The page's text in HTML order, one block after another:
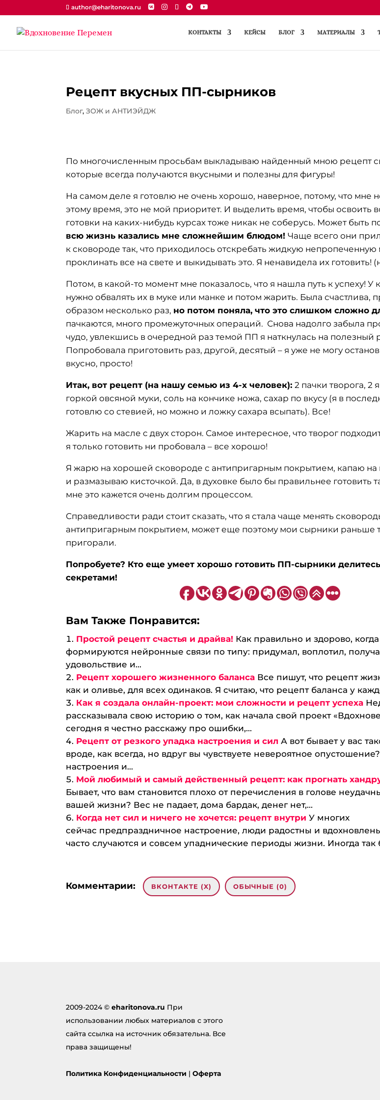
author@eharitonova.ru
КОНТАКТЫ КЕЙСЫ БЛОГ МАТЕРИАЛЫ
Рецепт вкусных ПП-сырников
Блог,ЗОЖ и АНТИЭЙДЖ
По многочисленным просьбам выкладываю найденный мною рецепт
которые всегда получаются вкусными и полезны для фигуры!
На самом деле я готовлю не очень хорошо, наверное, потому, что мне
этому время, это не мой приоритет. И выделить время, чтобы освоить
готовки на каких-нибудь курсах тоже никак не соберусь. Может быть
всю жизнь казались мне сложнейшим блюдом!Чаще всего они
к сковороде так, что приходилось отскребать жидкую непропеченную
проклинать все на свете и выкидывать это. Я ненавидела их готовить!
Потом, в какой-то момент мне показалось, что я нашла путь к успеху! У
нужно обвалять их в муке или манке и потом жарить. Была счастлива,
образом несколько раз, но потом поняла, что это слишком сложно
пачкаются, много промежуточных операций. Снова надолго забыла
чудо, увлекшись в очередной раз темой ПП я наткнулась на полезный
Попробовала приготовить раз, другой, десятый – я уже не могу
вкусно, просто!
Итак, вот рецепт (на нашу семью из 4-х человек):2 пачки творога, 2
горкой овсяной муки, соль на кончике ножа, сахар по вкусу (я в
готовлю со стевией, но можно и ложку сахара всыпать). Все!
Жарить на масле с двух сторон. Самое интересное, что творог
я только готовить ни пробовала – все хорошо!
Я жарю на хорошей сковороде с антипригарным покрытием, капаю на
и размазываю кисточкой. Да, в духовке было бы правильнее готовить
мне это кажется очень долгим процессом.
Справедливости ради стоит сказать, что я стала чаще менять
антипригарным покрытием, может еще поэтому мои сырники раньше
пригорали.
Попробуете? Кто еще умеет хорошо готовить ПП-сырники
секретами!
Вам Также Понравится:
Простой рецепт счастья и драйва! Как правильно и здорово,
формируются нейронные связи по типу: придумал, воплотил,
удовольствие и...
Рецепт хорошего жизненного баланса Все пишут, что рецепт
как и оливье, для всех одинаков. Я считаю, что рецепт баланса у
Как я создала онлайн-проект: мои сложности и рецепт успеха
рассказывала свою историю о том, как начала свой проект
сегодня я честно расскажу про ошибки,...
Рецепт от резкого упадка настроения и сил А вот бывает у вас
вроде, как всегда, но вдруг вы чувствуете невероятное
настроения и...
Мой любимый и самый действенный рецепт: как прогнать
Быв­ает, что вам стан­овится плохо от пере­числения в голове
вашей жизни? Вес не падает, дома бардак, денег нет,...
Когда нет сил и ничего не хочется: рецепт внутри У многих
сейчас предпраздничное настроение, люди радостны и
часто случаются и совсем упаднические периоды жизни. Иногда так
Комментарии: ВКОНТАКТЕ (X) ОБЫЧНЫЕ (0)
ราคาบอลวันนี้
… [Trackback]
2009-2024 ©eharitonova.ru При
использовании любых материалов с этого
сайта ссылка на источник обязательна. Все
права защищены!
Политика Конфиденциальности |Оферта